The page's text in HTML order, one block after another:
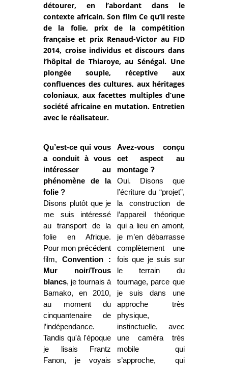
détourer, en l’abordant dans le
contexte africain. Son film Ce qu’il reste
de la folie, prix de la compétition
française et prix Renaud-Victor au FID
2014, croise individus et discours dans
l’hôpital de Thiaroye, au Sénégal. Une
plongée souple, réceptive aux
confluences des cultures, aux héritages
coloniaux, aux facettes multiples d’une
société africaine en mutation. Entretien
avec le réalisateur.
Qu’est-ce qui vous
a conduit à vous
intéresser au
phénomène de la
folie ?
Disons plutôt que je
me suis intéressé
au transport de la
folie en Afrique.
Pour mon précédent
film,Convention :
Mur noir/Trous
blancs, je tournais à
Bamako, en 2010,
au moment du
cinquantenaire de
l’indépendance.
Tandis qu'à l'époque
je lisais Frantz
Fanon, je voyais
Avez-vous conçu
cet aspect au
montage ?
Oui. Disons que
l’écriture du “projet”,
la construction de
l’appareil théorique
qui a lieu en amont,
je m’en débarrasse
complètement une
fois que je suis sur
le terrain du
tournage, parce que
je suis dans une
approche très
physique,
instinctuelle, avec
une caméra très
mobile qui
s’approche, qui